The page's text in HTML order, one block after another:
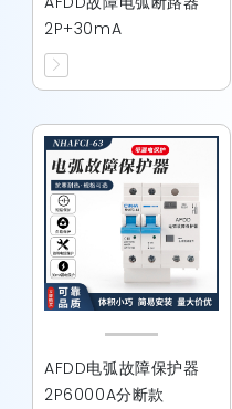
2P+30mA
AFDD电弧故障保护器
2P6000A分断款